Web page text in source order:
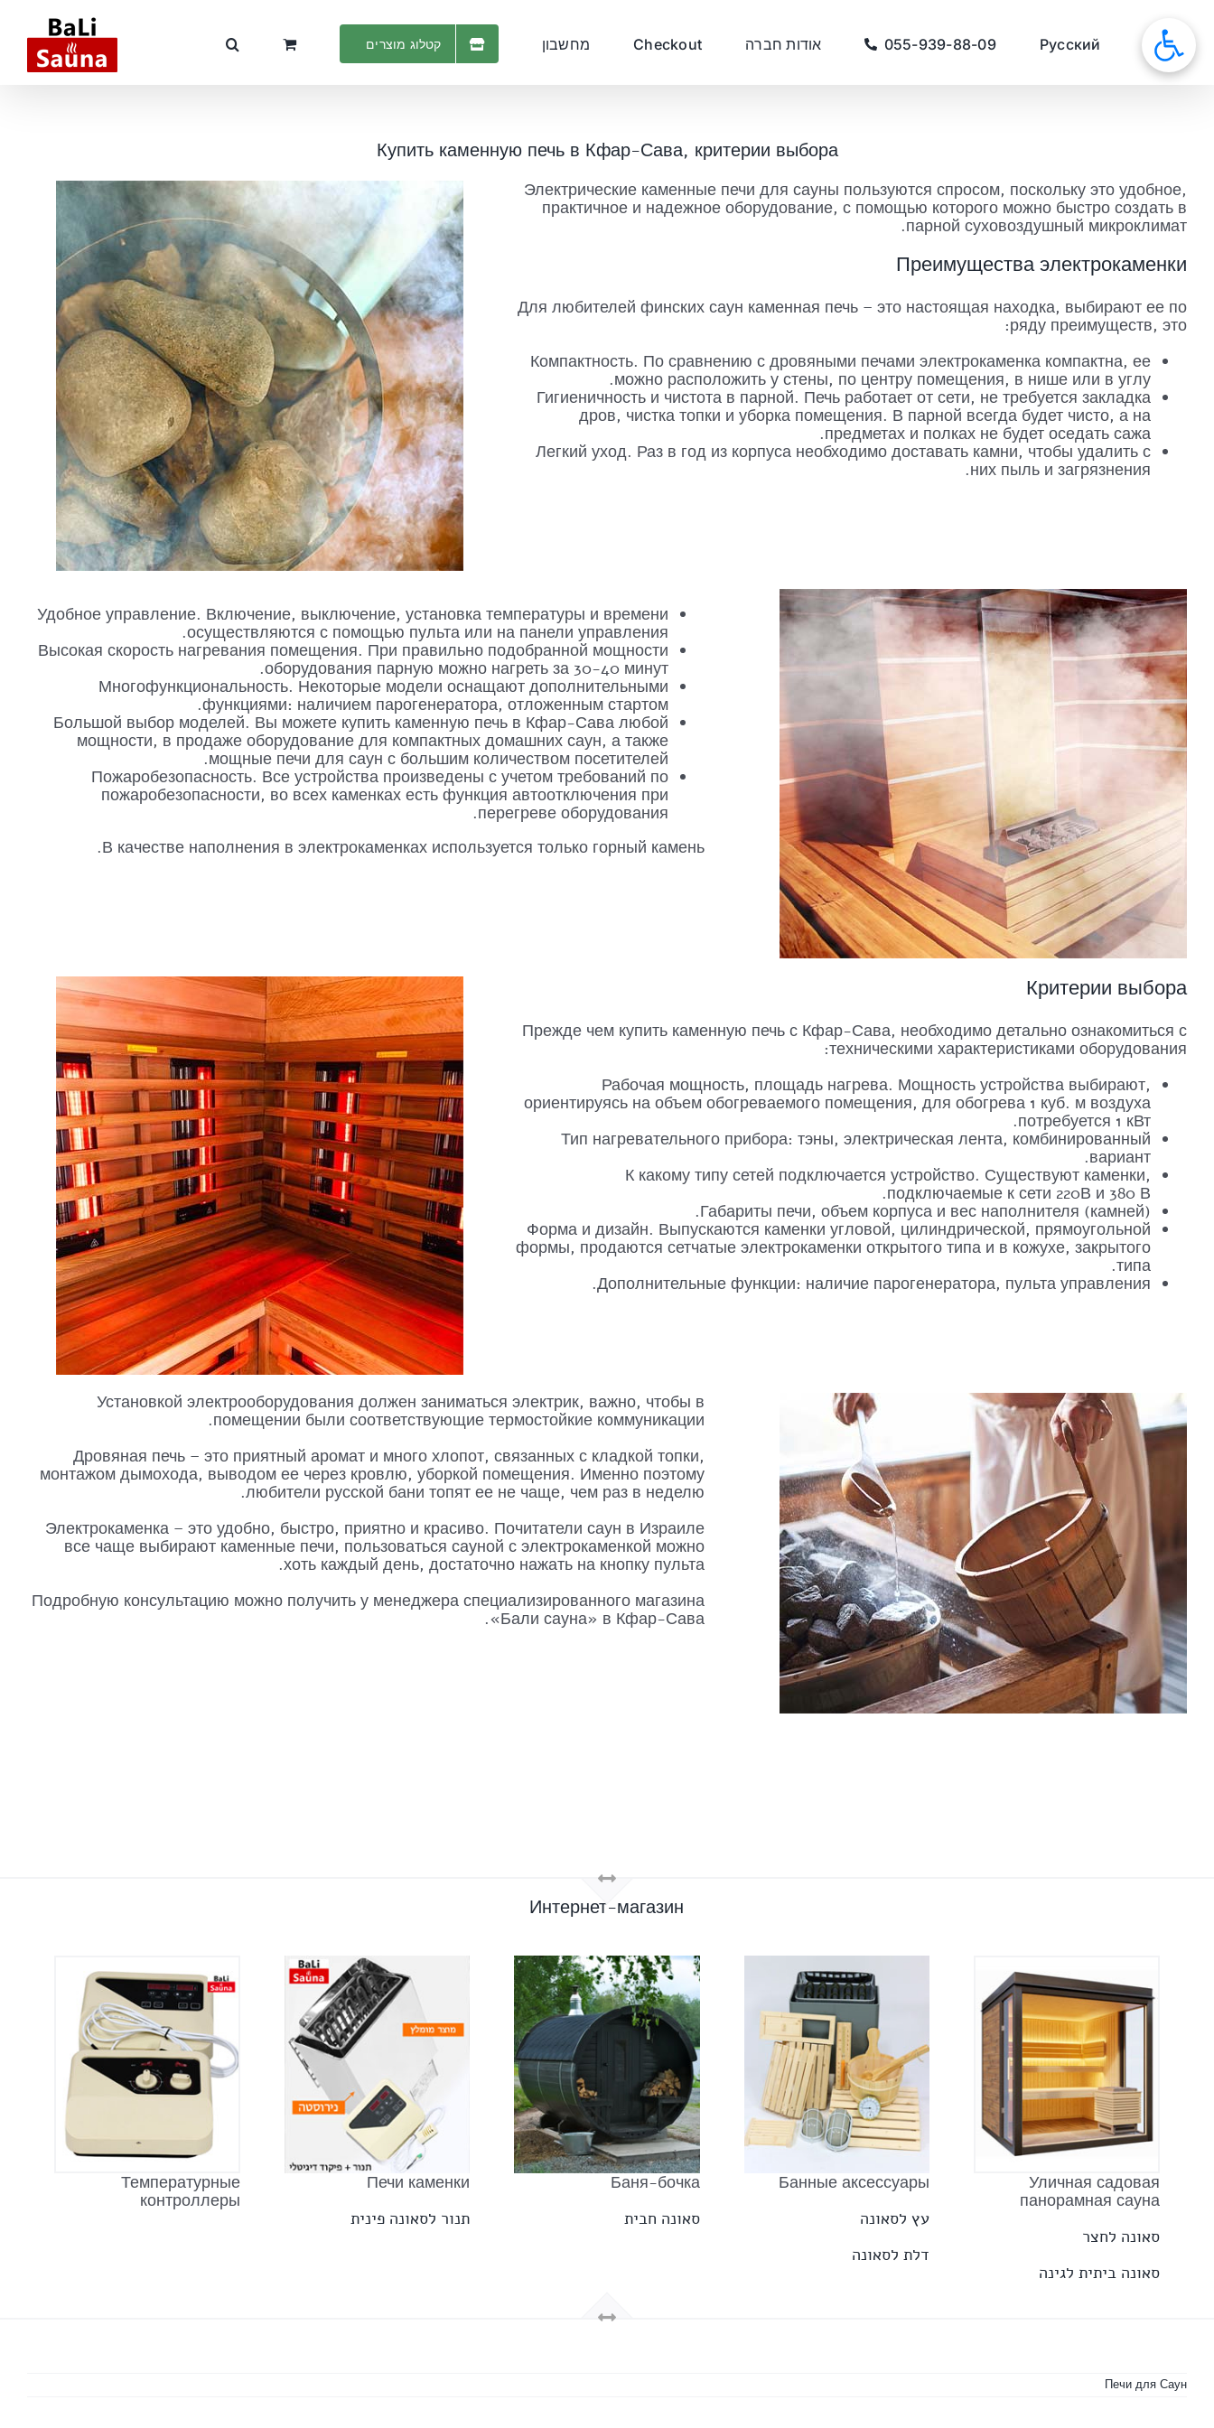
סאונות Русский
055-939-88-09 אודות חברה Checkout מחשבון קטלוג מוצרים
Купить каменную печь в Кфар-Сава, критерии выбора
Электрические каменные печи для сауны пользуются спросом, поскольку это удобное,
практичное и надежное оборудование, с помощью которого можно быстро создать в
парной суховоздушный микроклимат.
Преимущества электрокаменки
Для любителей финских саун каменная печь – это настоящая находка, выбирают ее по
ряду преимуществ, это:
Компактность. По сравнению с дровяными печами электрокаменка компактна, ее
можно расположить у стены, по центру помещения, в нише или в углу.
Гигиеничность и чистота в парной. Печь работает от сети, не требуется закладка
дров, чистка топки и уборка помещения. В парной всегда будет чисто, а на
предметах и полках не будет оседать сажа.
Легкий уход. Раз в год из корпуса необходимо доставать камни, чтобы удалить с
них пыль и загрязнения.
Удобное управление. Включение, выключение, установка температуры и времени
осуществляются с помощью пульта или на панели управления.
Высокая скорость нагревания помещения. При правильно подобранной мощности
оборудования парную можно нагреть за 30-40 минут.
Многофункциональность. Некоторые модели оснащают дополнительными
функциями: наличием парогенератора, отложенным стартом.
Большой выбор моделей. Вы можете купить каменную печь в Кфар-Сава любой
мощности, в продаже оборудование для компактных домашних саун, а также
мощные печи для саун с большим количеством посетителей.
Пожаробезопасность. Все устройства произведены с учетом требований по
пожаробезопасности, во всех каменках есть функция автоотключения при
перегреве оборудования.
В качестве наполнения в электрокаменках используется только горный камень.
Критерии выбора
Прежде чем купить каменную печь с Кфар-Сава, необходимо детально ознакомиться с
техническими характеристиками оборудования:
Рабочая мощность, площадь нагрева. Мощность устройства выбирают,
ориентируясь на объем обогреваемого помещения, для обогрева 1 куб. м воздуха
потребуется 1 кВт.
Тип нагревательного прибора: тэны, электрическая лента, комбинированный
вариант.
К какому типу сетей подключается устройство. Существуют каменки,
подключаемые к сети 220В и 380 В.
Габариты печи, объем корпуса и вес наполнителя (камней).
Форма и дизайн. Выпускаются каменки угловой, цилиндрической, прямоугольной
формы, продаются сетчатые электрокаменки открытого типа и в кожухе, закрытого
типа.
Дополнительные функции: наличие парогенератора, пульта управления.
Установкой электрооборудования должен заниматься электрик, важно, чтобы в
помещении были соответствующие термостойкие коммуникации.
Дровяная печь – это приятный аромат и много хлопот, связанных с кладкой топки,
монтажом дымохода, выводом ее через кровлю, уборкой помещения. Именно поэтому
любители русской бани топят ее не чаще, чем раз в неделю.
Электрокаменка – это удобно, быстро, приятно и красиво. Почитатели саун в Израиле
все чаще выбирают каменные печи, пользоваться сауной с электрокаменкой можно
хоть каждый день, достаточно нажать на кнопку пульта.
Подробную консультацию можно получить у менеджера специализированного магазина
«Бали сауна» в Кфар-Сава.
Интернет-магазин
Уличная садовая
панорамная сауна
סאונה לחצר
סאונה ביתית לגינה
Банные аксессуары
עץ לסאונה
דלת לסאונה
Баня-бочка
סאונה חבית
Печи каменки
תנור לסאונה פינית
Температурные
контроллеры
Печи для Саун